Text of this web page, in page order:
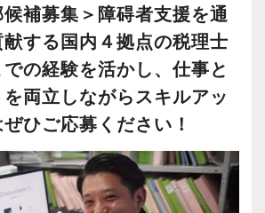
仕事内容やお住いの場所によっ
す。
は沖縄まで全国に拠点があり
はもちろん、Iターン・Uター
迎です。
たい分野への異動やご家族の
理由による勤務地の異動が申
候補募集＞障碍者支援を通
献する国内４拠点の税理士
の経験を活かし、仕事と
両立しながらスキルアッ
ひご応募ください！